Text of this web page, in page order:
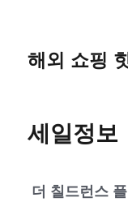
해외 쇼핑
세일정보
더 칠드런스